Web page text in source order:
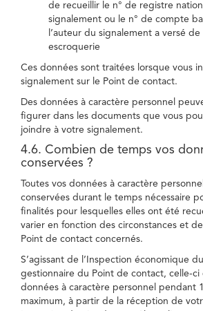
de recueillir le n° de registre
signalement ou le n° de compte
l’auteur du signalement a versé
escroquerie
Ces données sont traitées lorsque vous
signalement sur le Point de contact.
Des données à caractère personnel
figurer dans les documents que vous
joindre à votre signalement.
4.6. Combien de temps vos
conservées ?
Toutes vos données à caractère
conservées durant le temps nécessaire
finalités pour lesquelles elles ont été
varier en fonction des circonstances et
Point de contact concernés.
S’agissant de l’Inspection économique
gestionnaire du Point de contact, celle-ci
données à caractère personnel pendant
maximum, à partir de la réception de